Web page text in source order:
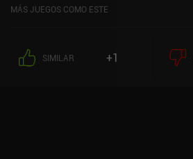
MÁS JUEGOS COMO ESTE
SIMILAR +1